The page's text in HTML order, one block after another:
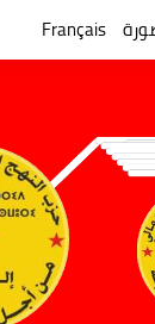
Français